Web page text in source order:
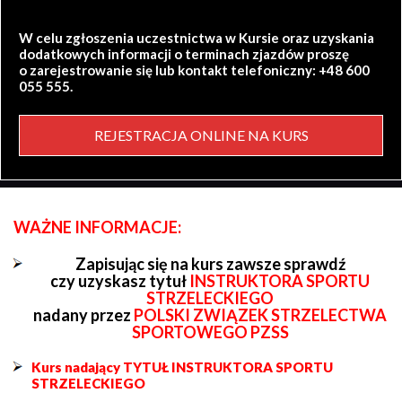
W celu zgłoszenia uczestnictwa w Kursie oraz uzyskania
dodatkowych informacji o terminach zjazdów proszę
o zarejestrowanie się lub kontakt telefoniczny: +48 600
055 555.
REJESTRACJA ONLINE NA KURS
WAŻNE INFORMACJE:
Zapisując się na kurs zawsze sprawdź
czy uzyskasz tytuł INSTRUKTORA SPORTU
STRZELECKIEGO
nadany przez POLSKI ZWIĄZEK STRZELECTWA
SPORTOWEGO PZSS
Kurs nadający TYTUŁ INSTRUKTORA SPORTU
STRZELECKIEGO